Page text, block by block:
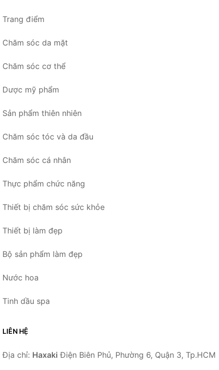
Trang điểm
Chăm sóc da mặt
Chăm sóc cơ thể
Dược mỹ phẩm
Sản phẩm thiên nhiên
Chăm sóc tóc và da đầu
Chăm sóc cá nhân
Thực phẩm chức năng
Thiết bị chăm sóc sức khỏe
Thiết bị làm đẹp
Bộ sản phẩm làm đẹp
Nước hoa
Tinh dầu spa
LIÊN HỆ
Địa chỉ: Haxaki Điện Biên Phủ, Phường 6, Quận 3, Tp.HCM